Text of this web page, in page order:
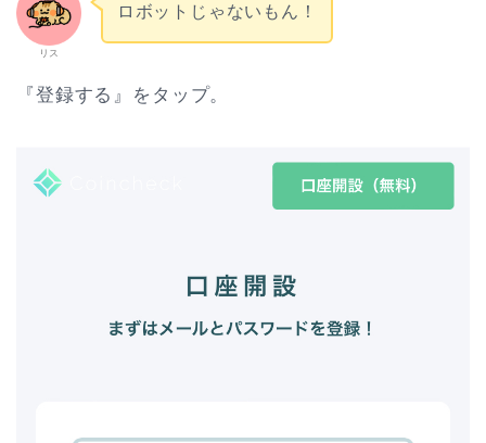
リス
ロボットじゃないもん！
『登録する』をタップ。